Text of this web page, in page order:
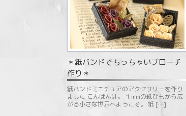
＊紙バンドでちっちゃいブローチ
作り＊
紙バンドミニチュアのアクセサリーを作り
ました こんばんは。 １mmの紙ひもから広
がる小さな世界へようこそ。 紙 […]